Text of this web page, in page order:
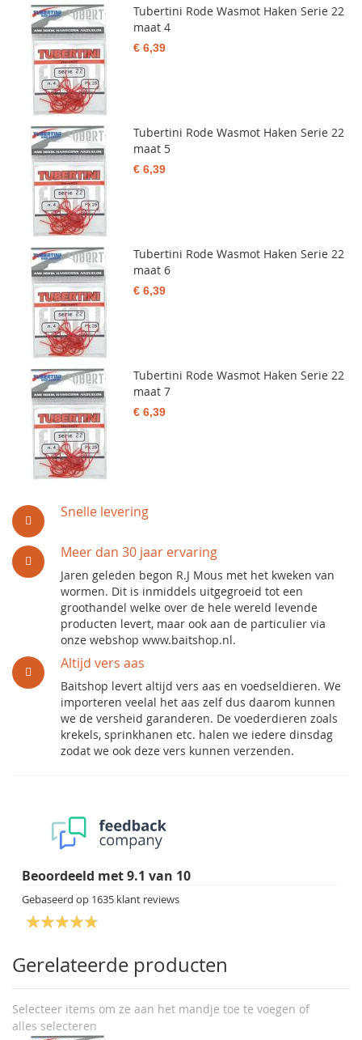
Snelle levering
Meer dan 30 jaar ervaring
Jaren geleden begon R.J Mous met het kweken van
wormen. Dit is inmiddels uitgegroeid tot een
groothandel welke over de hele wereld levende
producten levert, maar ook aan de particulier via
onze webshop www.baitshop.nl.
Altijd vers aas
Baitshop levert altijd vers aas en voedseldieren. We
importeren veelal het aas zelf dus daarom kunnen
we de versheid garanderen. De voederdieren zoals
krekels, sprinkhanen etc. halen we iedere dinsdag
zodat we ook deze vers kunnen verzenden.
Beoordeeld met9.1 van 10
Gebaseerd op 1635 klant reviews
Gerelateerde producten
Selecteer items om ze aan het mandje toe te voegen of
alles selecteren
Tubertini Rode Wasmot Haken Serie 22
maat 4
€ 6,39
Tubertini Rode Wasmot Haken Serie 22
maat 5
€ 6,39
Tubertini Rode Wasmot Haken Serie 22
maat 6
€ 6,39
Tubertini Rode Wasmot Haken Serie 22
maat 7
€ 6,39